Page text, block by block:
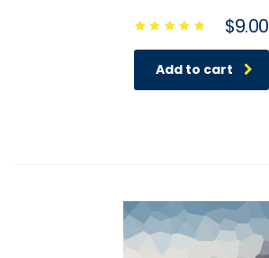
5.00
$9.00
Add to cart